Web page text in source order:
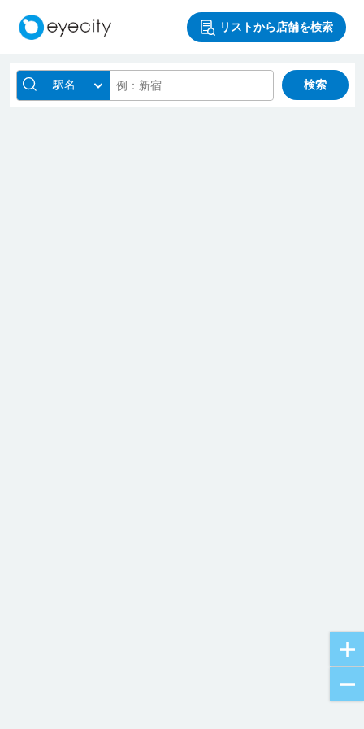
リストから店舗を検索
駅名 検索